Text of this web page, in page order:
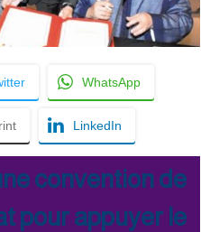
WhatsApp
LinkedIn
convention de
pour appuyer le